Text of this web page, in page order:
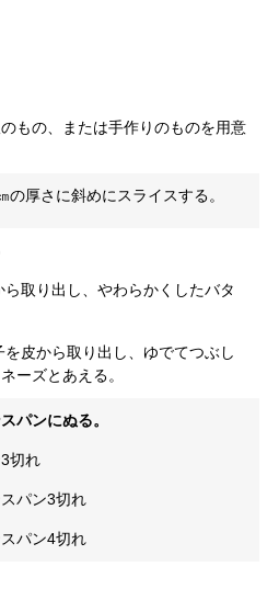
もの、または手作りのものを用意
の厚さに斜めにスライスする。
取り出し、やわらかくしたバタ
皮から取り出し、ゆでてつぶし
ーズとあえる。
パンにぬる。
切れ
パン3切れ
パン4切れ